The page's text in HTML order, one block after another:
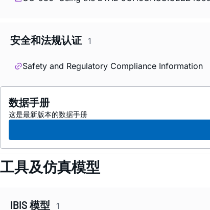
安全和法规认证 1
Safety and Regulatory Compliance Information
数据手册
这是最新版本的数据手册
工具及仿真模型
IBIS 模型 1